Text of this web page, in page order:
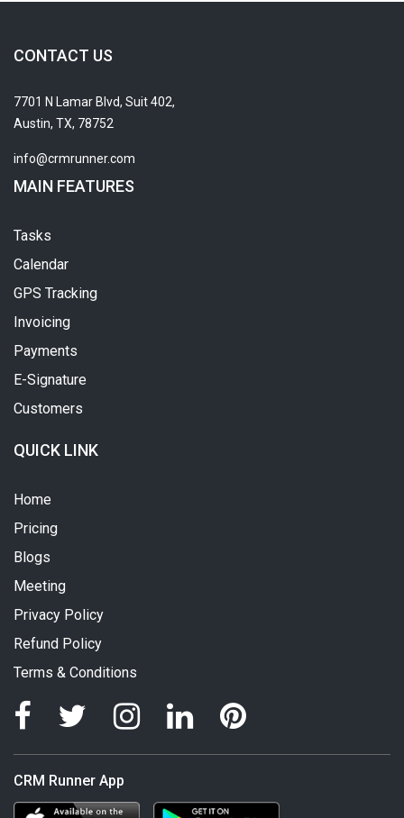
CONTACT US
7701 N Lamar Blvd, Suit 402,
Austin, TX, 78752
info@crmrunner.com
MAIN FEATURES
Tasks
Calendar
GPS Tracking
Invoicing
Payments
E-Signature
Customers
QUICK LINK
Home
Pricing
Blogs
Meeting
Privacy Policy
Refund Policy
Terms & Conditions
CRM Runner App